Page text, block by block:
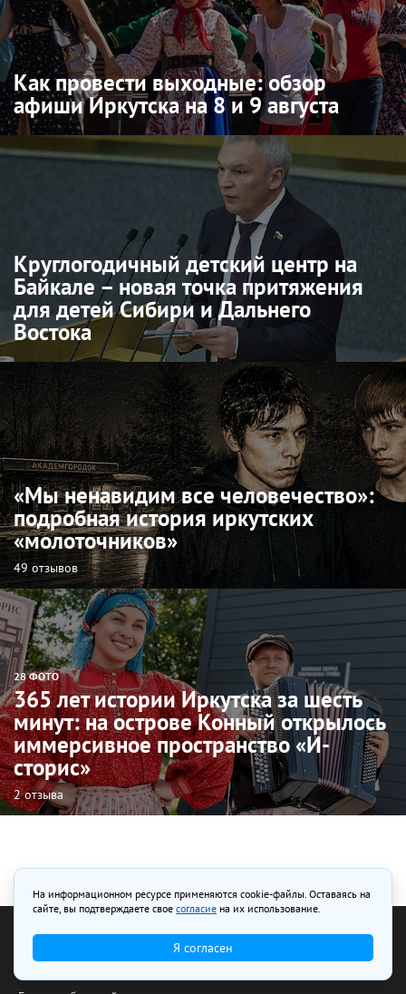
Как провести выходные: обзор
афиши Иркутска на 8 и 9 августа
Круглогодичный детский центр на
Байкале – новая точка притяжения
для детей Сибири и Дальнего
Востока
«Мы ненавидим все человечество»:
подробная история иркутских
«молоточников»
49 отзывов
28 ФОТО
365 лет истории Иркутска за шесть
минут: на острове Конный открылось
иммерсивное пространство «И-
сторис»
2 отзыва
На информационном ресурсе применяются cookie-файлы. Оставаясь на
сайте, вы подтверждаете свое согласие на их использование.
Я согласен